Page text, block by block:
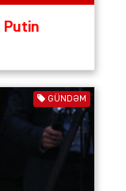
Putin
GÜNDƏM